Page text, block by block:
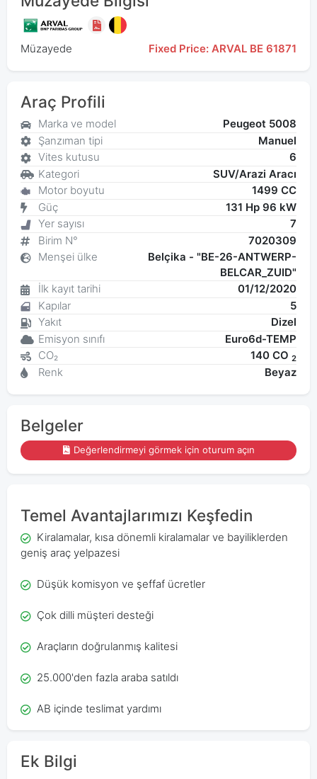
Müzayede Fixed Price: ARVAL BE 61871
Araç Profili
Marka ve model
Peugeot 5008
Şanzıman tipi
Manuel
Vites kutusu
6
Kategori
SUV/Arazi Aracı
Motor boyutu
1499 CC
Güç
131 Hp 96 kW
Yer sayısı
7
Birim N°
7020309
Menşei ülke
Belçika - "BE-26-ANTWERP-
BELCAR_ZUID"
İlk kayıt tarihi
01/12/2020
Kapılar
5
Yakıt
Dizel
Emisyon sınıfı
Euro6d-TEMP
CO₂
140 CO2
Renk Beyaz
Belgeler
Değerlendirmeyi görmek için oturum açın
Temel Avantajlarımızı Keşfedin
Kiralamalar, kısa dönemli kiralamalar ve bayiliklerden
geniş araç yelpazesi
Düşük komisyon ve şeffaf ücretler
Çok dilli müşteri desteği
Araçların doğrulanmış kalitesi
25.000'den fazla araba satıldı
AB içinde teslimat yardımı
Ek Bilgi